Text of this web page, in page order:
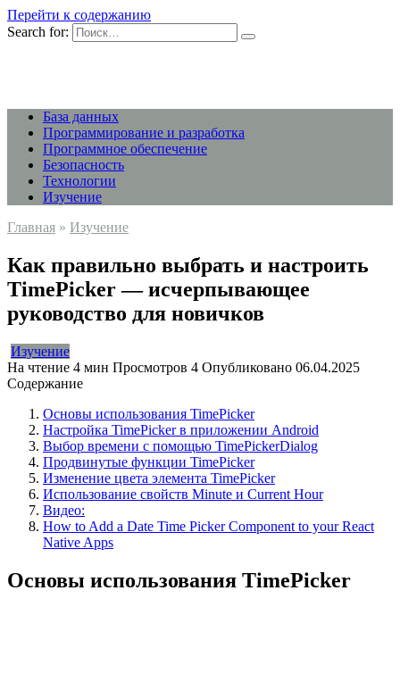
Перейти к содержанию
Search for:
База данных
Программирование и разработка
Программное обеспечение
Безопасность
Технологии
Изучение
Главная » Изучение
Как правильно выбрать и настроить
TimePicker — исчерпывающее
руководство для новичков
Изучение
На чтение 4 мин Просмотров 4 Опубликовано 06.04.2025
Содержание
Основы использования TimePicker
Настройка TimePicker в приложении Android
Выбор времени с помощью TimePickerDialog
Продвинутые функции TimePicker
Изменение цвета элемента TimePicker
Использование свойств Minute и Current Hour
Видео:
How to Add a Date Time Picker Component to your React
Native Apps
Основы использования TimePicker